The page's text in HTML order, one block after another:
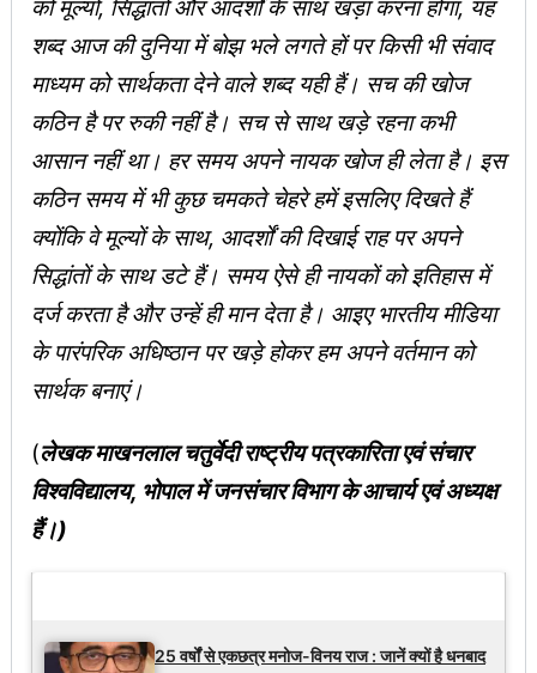
को मूल्यों, सिद्धांतों और आदर्शों के साथ खड़ा करना होगा, यह
शब्द आज की दुनिया में बोझ भले लगते हों पर किसी भी संवाद
माध्यम को सार्थकता देने वाले शब्द यही हैं। सच की खोज
कठिन है पर रुकी नहीं है। सच से साथ खड़े रहना कभी
आसान नहीं था। हर समय अपने नायक खोज ही लेता है। इस
कठिन समय में भी कुछ चमकते चेहरे हमें इसलिए दिखते हैं
क्योंकि वे मूल्यों के साथ, आदर्शों की दिखाई राह पर अपने
सिद्धांतों के साथ डटे हैं। समय ऐसे ही नायकों को इतिहास में
दर्ज करता है और उन्हें ही मान देता है। आइए भारतीय मीडिया
के पारंपरिक अधिष्ठान पर खड़े होकर हम अपने वर्तमान को
सार्थक बनाएं।
(लेखक माखनलाल चतुर्वेदी राष्ट्रीय पत्रकारिता एवं संचार
विश्वविद्यालय, भोपाल में जनसंचार विभाग के आचार्य एवं अध्यक्ष
हैं।)
25 वर्षों से एकछत्र मनोज-विनय राज : जानें क्यों है धनबाद